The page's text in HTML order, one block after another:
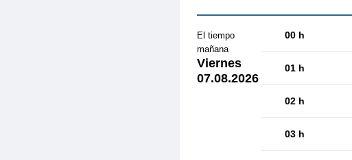
El tiempo
mañana
Viernes
07.08.2026
00 h
01 h
02 h
03 h